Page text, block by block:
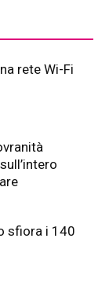
rete Wi-Fi
sfiora i 140